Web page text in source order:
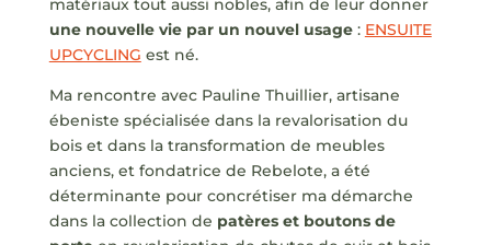
matériaux tout aussi nobles, afin de leur donner
une nouvelle vie par un nouvel usage: ENSUITE
UPCYCLING est né.
Ma rencontre avec Pauline Thuillier, artisane
ébeniste spécialisée dans la revalorisation du
bois et dans la transformation de meubles
anciens, et fondatrice de Rebelote, a été
déterminante pour concrétiser ma démarche
dans la collection de patères et boutons de